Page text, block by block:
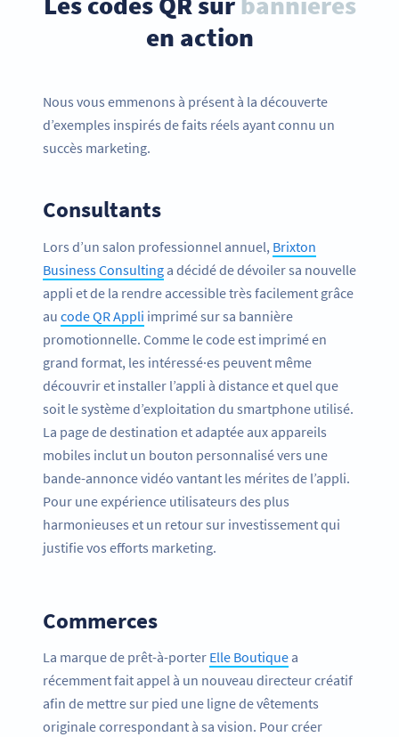
en action
Nous vous emmenons à présent à la découverte
d’exemples inspirés de faits réels ayant connu un
succès marketing.
Consultants
Lors d’un salon professionnel annuel, Brixton
Business Consulting a décidé de dévoiler sa nouvelle
appli et de la rendre accessible très facilement grâce
au code QR Appli imprimé sur sa bannière
promotionnelle. Comme le code est imprimé en
grand format, les intéressé·es peuvent même
découvrir et installer l’appli à distance et quel que
soit le système d’exploitation du smartphone utilisé.
La page de destination et adaptée aux appareils
mobiles inclut un bouton personnalisé vers une
bande-annonce vidéo vantant les mérites de l’appli.
Pour une expérience utilisateurs des plus
harmonieuses et un retour sur investissement qui
justifie vos efforts marketing.
Commerces
La marque de prêt-à-porter Elle Boutique a
récemment fait appel à un nouveau directeur créatif
afin de mettre sur pied une ligne de vêtements
originale correspondant à sa vision. Pour créer